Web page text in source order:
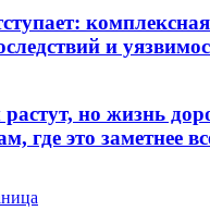
и
но жизнь
где это заметнее